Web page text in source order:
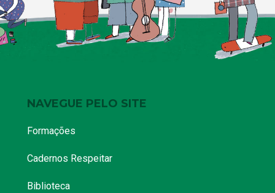
NAVEGUE PELO SITE
Formações
Cadernos Respeitar
Biblioteca